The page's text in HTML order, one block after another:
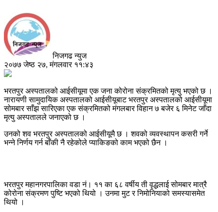
निजगढ न्युज
२०७७ जेष्ठ २७, मंगलवार ११:४३
भरतपुर अस्पतालको आईसीयूमा एक जना कोरोना संक्रमितको मृत्यु भएको छ ।
नारायणी सामुदायिक अस्पतालको आईसीयूबाट भरतपुर अस्पतालको आईसीयूमा
सोमबार साँझ सारिएका एक संक्रमितको मंगलबार विहान ७ बजेर ६ मिनेट जाँदा
मृत्यु अस्पतालले जनाएको छ ।
उनको शव भरतपुर अस्पतालको आईसीयूमै छ । शवको व्यवस्थापन कसरी गर्ने
भन्ने निर्णय गर्न बाँकी नै रहेकोले प्याकिङको काम भएको छैन ।
भरतपुर महानगरपालिका वडा नं। ११ का ६८ वर्षीय ती वृद्धलाई सोमबार मात्रै
कोरोना संक्रमण पुष्टि भएको थियो । उनमा मुट र निमोनियाको समस्यासमेत
थियो ।